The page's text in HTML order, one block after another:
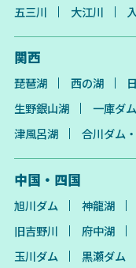
五三川 大江川
関西
琵琶湖 西の湖
生野銀山湖
一庫ダ
津風呂湖
合川ダム
中国・四国
旭川ダム 神龍湖
旧吉野川
府中湖
玉川ダム
黒瀬ダム